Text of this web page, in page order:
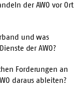
der AWO vor Ort
und was
der AWO?
Forderungen an
daraus ableiten?